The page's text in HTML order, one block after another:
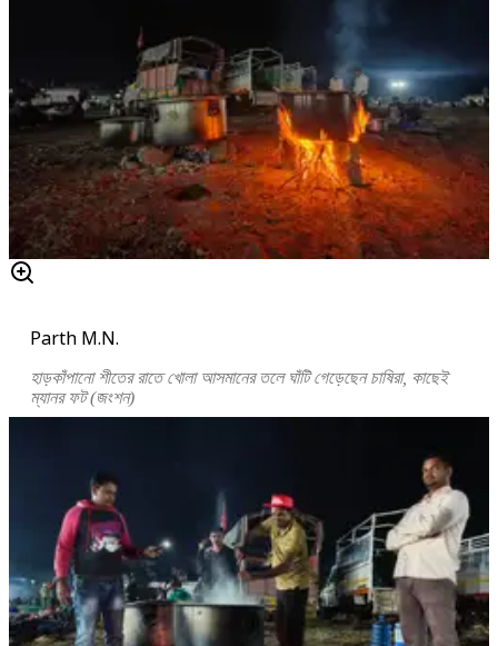
Parth M.N.
হাড়কাঁপানো শীতের রাতে খোলা আসমানের তলে ঘাঁটি গেড়েছেন চাষিরা, কাছেই
ম্যানর ফট (জংশন)